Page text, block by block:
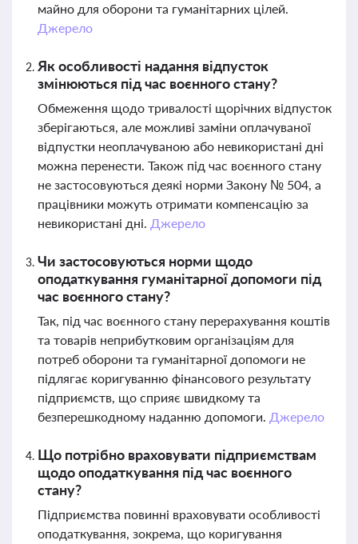
майно для оборони та гуманітарних цілей.
Джерело
Як особливості надання відпусток
змінюються під час воєнного стану?
Обмеження щодо тривалості щорічних відпусток
зберігаються, але можливі заміни оплачуваної
відпустки неоплачуваною або невикористані дні
можна перенести. Також під час воєнного стану
не застосовуються деякі норми Закону № 504, а
працівники можуть отримати компенсацію за
невикористані дні. Джерело
Чи застосовуються норми щодо
оподаткування гуманітарної допомоги під
час воєнного стану?
Так, під час воєнного стану перерахування коштів
та товарів неприбутковим організаціям для
потреб оборони та гуманітарної допомоги не
підлягає коригуванню фінансового результату
підприємств, що сприяє швидкому та
безперешкодному наданню допомоги. Джерело
Що потрібно враховувати підприємствам
щодо оподаткування під час воєнного
стану?
Підприємства повинні враховувати особливості
оподаткування, зокрема, що коригування